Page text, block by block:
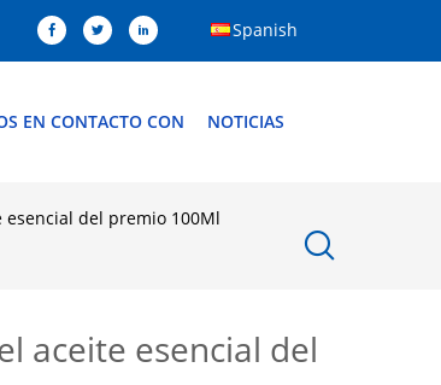
Spanish
EN CONTACTO CON NOTICIAS
del premio 100Ml
aceite esencial del